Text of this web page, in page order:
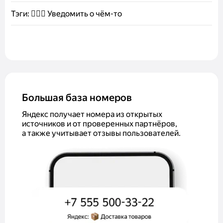
Тэги: 🤷🏻‍♂️ Уведомить о чём-то
Большая база номеров
Яндекс получает номера из открытых
источников и от проверенных партнёров,
а также учитывает отзывы пользователей.